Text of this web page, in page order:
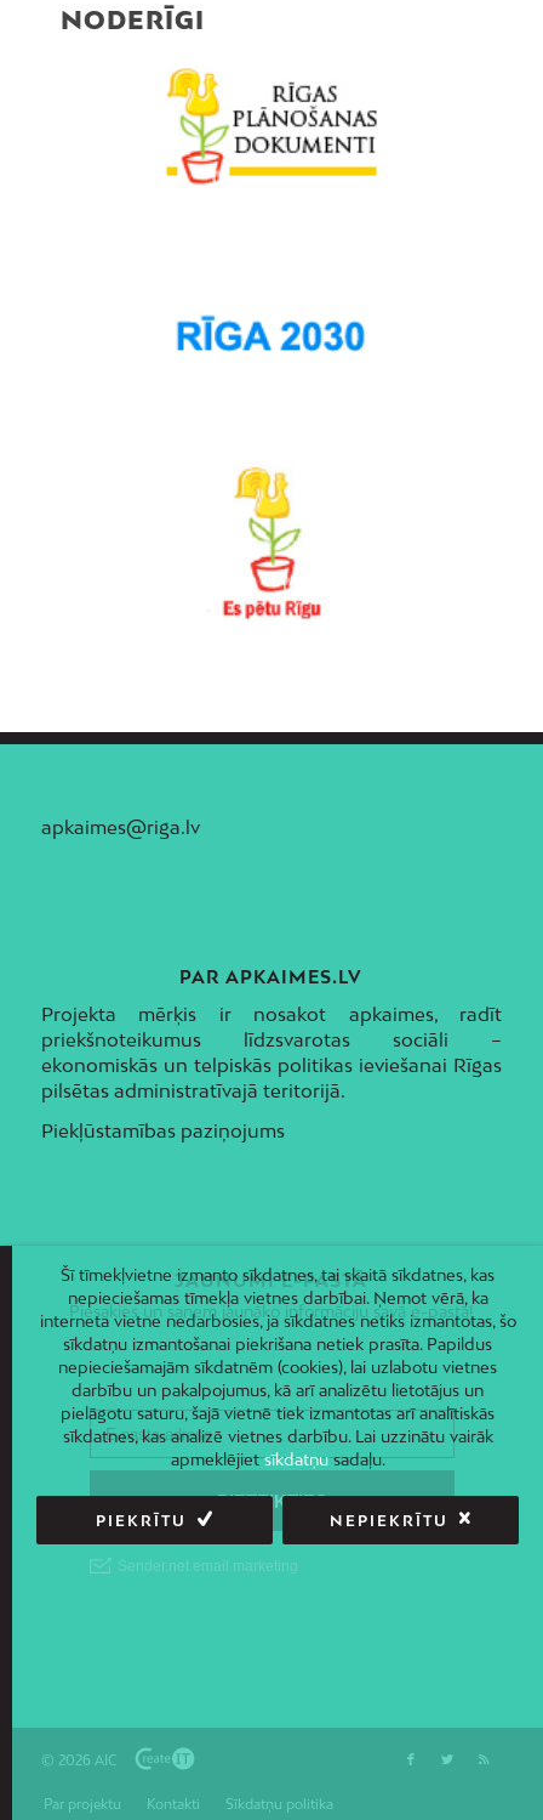
NODERĪGI
apkaimes@riga.lv
PAR APKAIMES.LV
Projekta mērķis ir nosakot apkaimes, radīt
priekšnoteikumus līdzsvarotas sociāli –
ekonomiskās un telpiskās politikas ieviešanai Rīgas
pilsētas administratīvajā teritorijā.
Piekļūstamības paziņojums
JAUNUMI E-PASTĀ
Piesakies un saņem jaunāko informāciju savā e-pastā!
© 2026 AIC
Par projektu Kontakti Sīkdatņu politika
Šī tīmekļvietne izmanto sīkdatnes, tai skaitā sīkdatnes, kas
nepieciešamas tīmekļa vietnes darbībai. Ņemot vērā, ka
interneta vietne nedarbosies, ja sīkdatnes netiks izmantotas, šo
sīkdatņu izmantošanai piekrišana netiek prasīta. Papildus
nepieciešamajām sīkdatnēm (cookies), lai uzlabotu vietnes
darbību un pakalpojumus, kā arī analizētu lietotājus un
pielāgotu saturu, šajā vietnē tiek izmantotas arī analītiskās
sīkdatnes, kas analizē vietnes darbību. Lai uzzinātu vairāk
apmeklējietsīkdatņusadaļu.
PIEKRĪTU NEPIEKRĪTU